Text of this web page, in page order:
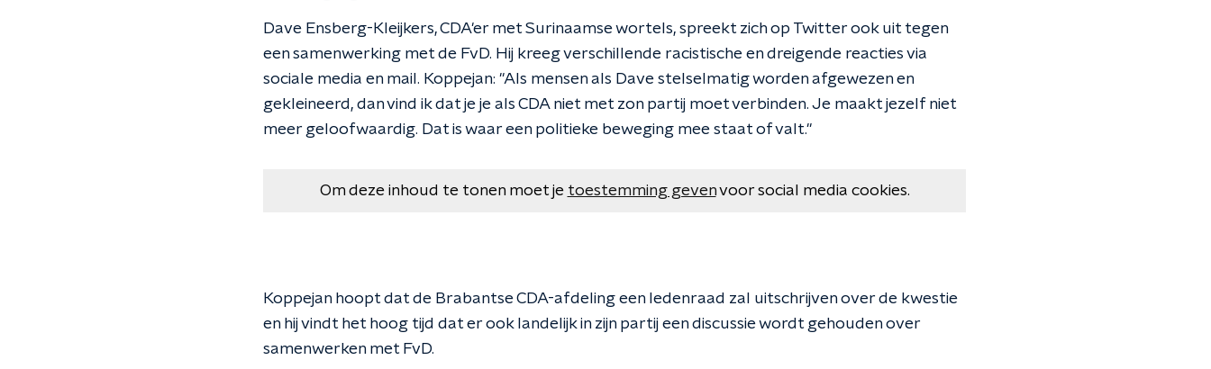
Dave Ensberg-Kleijkers, CDA'er met Surinaamse wortels, spreekt zich op Twitter ook uit tegen
een samenwerking met de FvD. Hij kreeg verschillende racistische en dreigende reacties via
sociale media en mail. Koppejan: "Als mensen als Dave stelselmatig worden afgewezen en
gekleineerd, dan vind ik dat je je als CDA niet met zon partij moet verbinden. Je maakt jezelf niet
meer geloofwaardig. Dat is waar een politieke beweging mee staat of valt."
Om deze inhoud te tonen moet je toestemming gevenvoor social media cookies.
Koppejan hoopt dat de Brabantse CDA-afdeling een ledenraad zal uitschrijven over de kwestie
en hij vindt het hoog tijd dat er ook landelijk in zijn partij een discussie wordt gehouden over
samenwerken met FvD.